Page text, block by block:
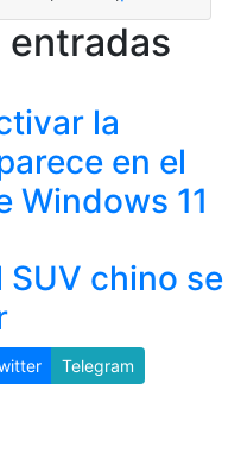
entradas
la
en el
Windows 11
SUV chino se
Telegram